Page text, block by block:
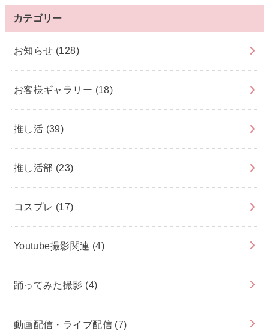
カテゴリー
お知らせ (128)
お客様ギャラリー (18)
推し活 (39)
推し活部 (23)
コスプレ (17)
Youtube撮影関連 (4)
踊ってみた撮影 (4)
動画配信・ライブ配信 (7)